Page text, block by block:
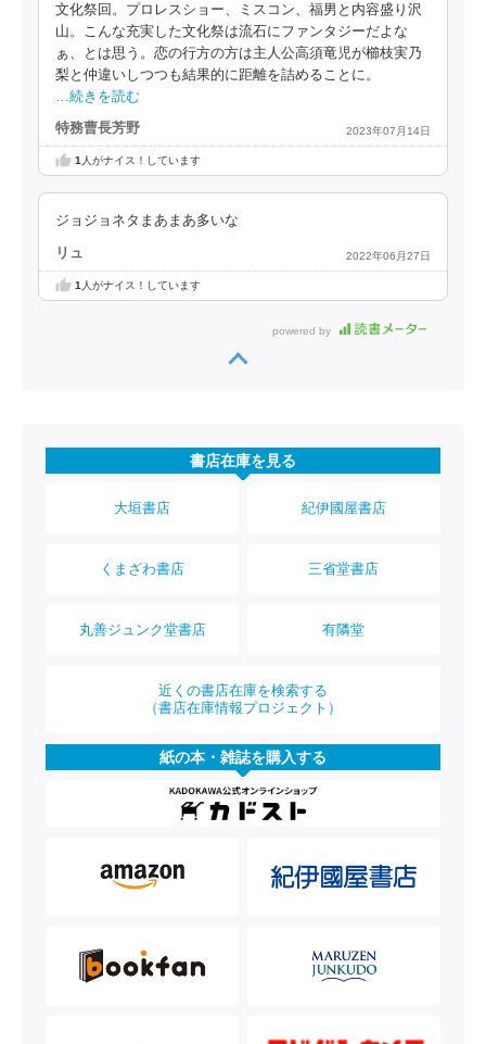
文化祭回。プロレスショー、ミスコン、福男と内容盛り沢
山。こんな充実した文化祭は流石にファンタジーだよな
ぁ、とは思う。恋の行方の方は主人公高須竜児が櫛枝実乃
梨と仲違いしつつも結果的に距離を詰めることに。
…続きを読む
特務曹長芳野 2023年07月14日
1人がナイス！しています
ジョジョネタまあまあ多いな
リュ 2022年06月27日
1 人がナイス！しています
powered by
書店在庫を見る
大垣書店 紀伊國屋書店
くまざわ書店 三省堂書店
丸善ジュンク堂書店 有隣堂
近くの書店在庫を検索する
（書店在庫情報プロジェクト）
紙の本・雑誌を購入する